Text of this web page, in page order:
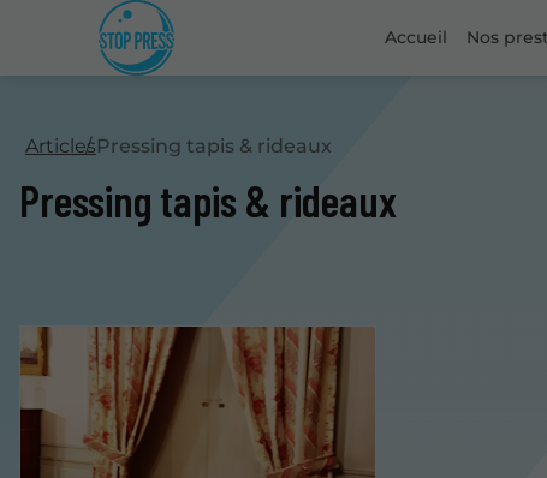
Accueil Nos
ArticlesPressing tapis & rideaux
Pressing tapis & rideaux